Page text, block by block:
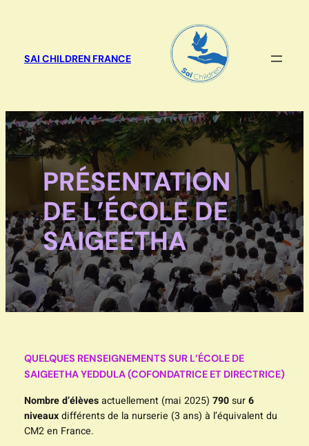
SAI CHILDREN FRANCE
PRÉSENTATION
DE L’ÉCOLE DE
SAIGEETHA
QUELQUES RENSEIGNEMENTS SUR L’ÉCOLE DE
SAIGEETHA YEDDULA(COFONDATRICE ET DIRECTRICE)
Nombre d’élèvesactuellement (mai 2025) 790sur6
niveauxdifférents de la nurserie (3 ans) à l’équivalent du
CM2 en France.